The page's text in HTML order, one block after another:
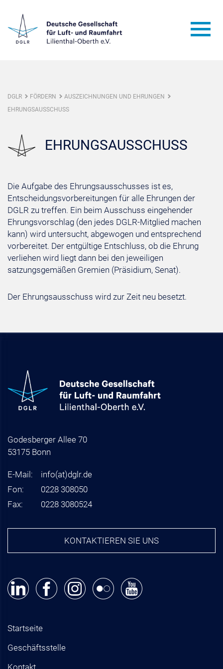
DGLR FÖRDERN
AUSZEICHNUNGEN UND EHRUNGEN
EHRUNGSAUSSCHUSS
EHRUNGSAUSSCHUSS
Die Aufgabe des Ehrungsausschusses ist es,
Entscheidungsvorbereitungen für alle Ehrungen der
DGLR zu treffen. Ein beim Ausschuss eingehender
Ehrungsvorschlag (den jedes DGLR-Mitglied machen
kann) wird untersucht, abgewogen und entsprechend
vorbereitet. Der entgültige Entschluss, ob die Ehrung
verliehen wird liegt dann bei den jeweiligen
satzungsgemäßen Gremien (Präsidium, Senat).
Der Ehrungsausschuss wird zur Zeit neu besetzt.
Godesberger Allee 70
53175 Bonn
E-Mail: info(at)dglr.de
Fon:
0228 308050
Fax:
0228 3080524
KONTAKTIEREN SIE UNS
Startseite
Geschäftsstelle